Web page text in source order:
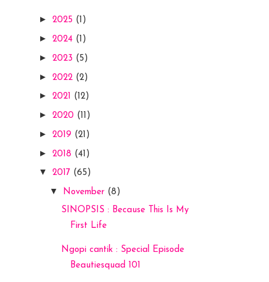
► 2025 (1)
► 2024 (1)
► 2023 (5)
► 2022 (2)
► 2021 (12)
► 2020 (11)
► 2019 (21)
► 2018 (41)
▼ 2017 (65)
▼ November (8)
SINOPSIS : Because This Is My
First Life
Ngopi cantik : Special Episode
Beautiesquad 101